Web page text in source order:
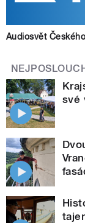
Audiosvět
své